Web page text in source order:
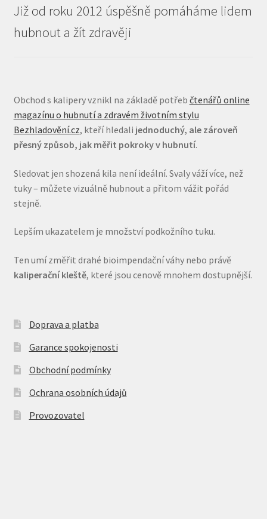
Již od roku 2012 úspěšně pomáháme lidem
hubnout a žít zdravěji
Obchod s kalipery vznikl na základě potřeb čtenářů online
magazínu o hubnutí a zdravém životním stylu
Bezhladovění.cz, kteří hledali jednoduchý, ale zároveň
přesný způsob, jak měřit pokroky v hubnutí.
Sledovat jen shozená kila není ideální. Svaly váží více, než
tuky – můžete vizuálně hubnout a přitom vážit pořád
stejně.
Lepším ukazatelem je množství podkožního tuku.
Ten umí změřit drahé bioimpendační váhy nebo právě
kaliperační kleště, které jsou cenově mnohem dostupnější.
Doprava a platba
Garance spokojenosti
Obchodní podmínky
Ochrana osobních údajů
Provozovatel